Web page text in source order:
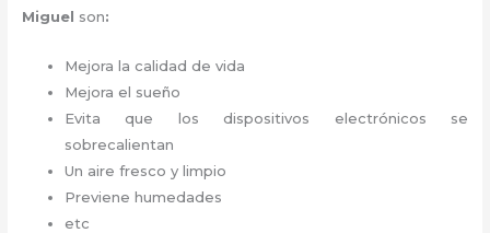
Miguel son:
Mejora la calidad de vida
Mejora el sueño
Evita que los dispositivos electrónicos se
sobrecalientan
Un aire fresco y limpio
Previene humedades
etc